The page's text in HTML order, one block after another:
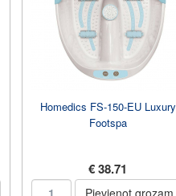
Homedics FS-150-EU Luxury
Footspa
€ 38.71
Pievienot grozam